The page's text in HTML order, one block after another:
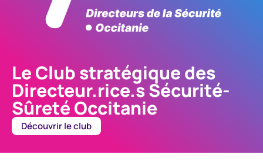
Le Club stratégique des
Directeur.rice.s Sécurité-
Sûreté Occitanie
Découvrir le club